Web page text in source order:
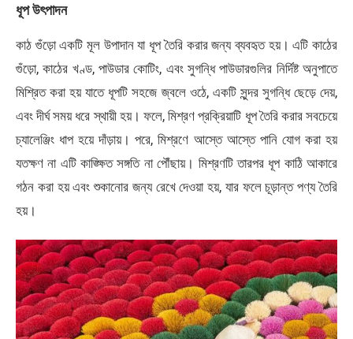
ধূপ উৎপাদন
কাঠ গুঁড়ো একটি মূল উপাদান যা ধূপ তৈরি করার জন্য ব্যবহৃত হয়। এটি কাঠের
গুঁড়ো, কাঠের খণ্ড, পাউডার কোটিং, এবং সুগন্ধি পাউডারগুলির নির্দিষ্ট অনুপাতে
মিশ্রিত করা হয় যাতে ধূপটি সহজে জ্বলে ওঠে, একটি সুন্দর সুগন্ধি ছেড়ে দেয়,
এবং দীর্ঘ সময় ধরে স্থায়ী হয়। ফলে, মিশ্রণ প্রক্রিয়াটি ধূপ তৈরি করার সবচেয়ে
চ্যালেঞ্জিং ধাপ হয়ে দাঁড়ায়। পরে, মিশ্রণে আস্তে আস্তে পানি যোগ করা হয়
যতক্ষণ না এটি কাঙ্ক্ষিত সঙ্গতি না পৌঁছায়। মিশ্রণটি তারপর ধূপ কাঠি আকারে
গঠন করা হয় এবং শুকানোর জন্য রেখে দেওয়া হয়, যার ফলে চূড়ান্ত পণ্য তৈরি
হয়।